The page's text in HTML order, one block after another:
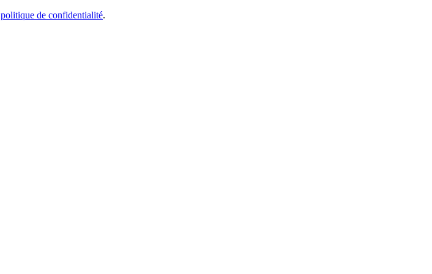
politique de confidentialité.